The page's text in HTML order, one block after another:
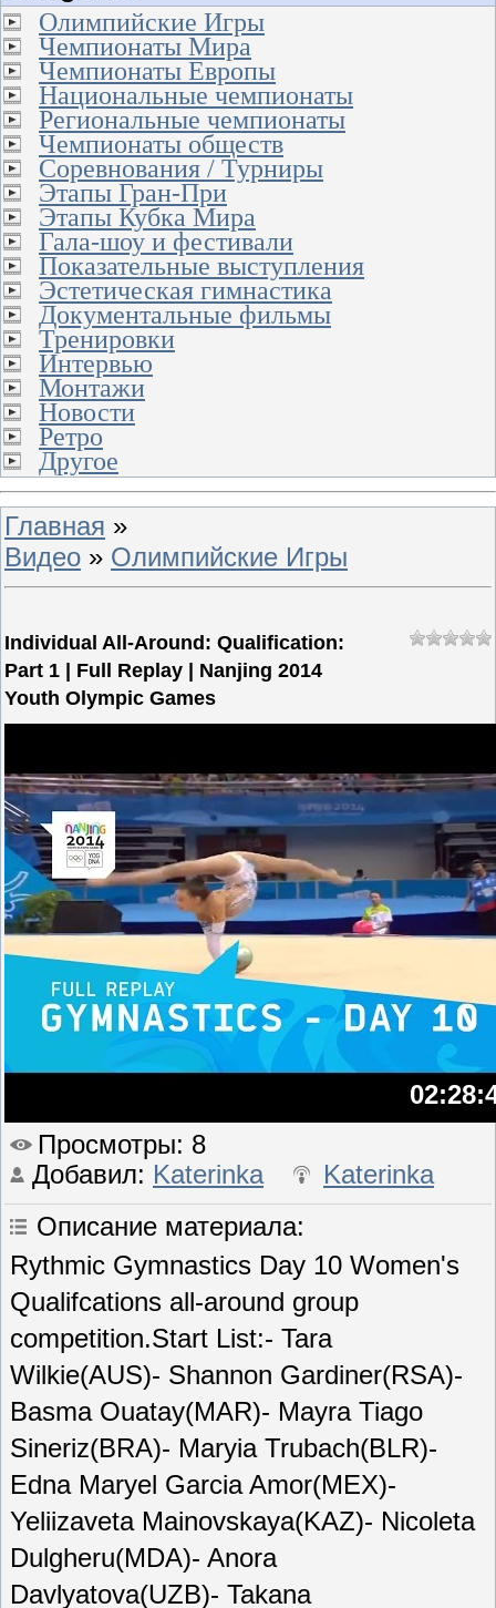
Олимпийские Игры
Чемпионаты Мира
Чемпионаты Европы
Национальные чемпионаты
Региональные чемпионаты
Чемпионаты обществ
Соревнования / Турниры
Этапы Гран-При
Этапы Кубка Мира
Гала-шоу и фестивали
Показательные выступления
Эстетическая гимнастика
Документальные фильмы
Тренировки
Интервью
Монтажи
Новости
Ретро
Другое
Главная »
Видео » Олимпийские Игры
Individual All-Around: Qualification:
Part 1 | Full Replay | Nanjing 2014
Youth Olympic Games
Просмотры: 8
Добавил: Katerinka
Katerinka
Описание материала:
Rythmic Gymnastics Day 10 Women's
Qualifcations all-around group
competition.Start List:- Tara
Wilkie(AUS)- Shannon Gardiner(RSA)-
Basma Ouatay(MAR)- Mayra Tiago
Sineriz(BRA)- Maryia Trubach(BLR)-
Edna Maryel Garcia Amor(MEX)-
Yeliizaveta Mainovskaya(KAZ)- Nicoleta
Dulgheru(MDA)- Anora
Davlyatova(UZB)- Takana